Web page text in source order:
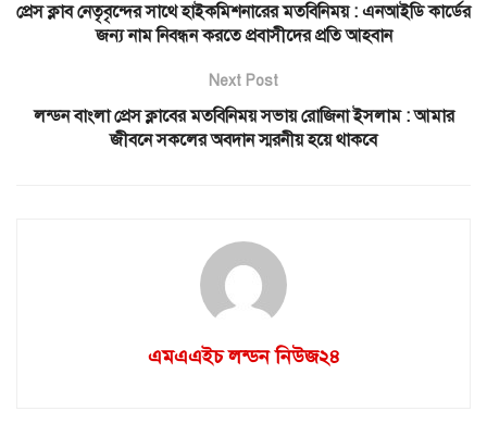
প্রেস ক্লাব নেতৃবৃন্দের সাথে হাইকমিশনারের মতবিনিময় : এনআইডি কার্ডের
জন্য নাম নিবন্ধন করতে প্রবাসীদের প্রতি আহবান
Next Post
লন্ডন বাংলা প্রেস ক্লাবের মতবিনিময় সভায় রোজিনা ইসলাম : আমার
জীবনে সকলের অবদান স্মরনীয় হয়ে থাকবে
এমএএইচ লন্ডন নিউজ২৪